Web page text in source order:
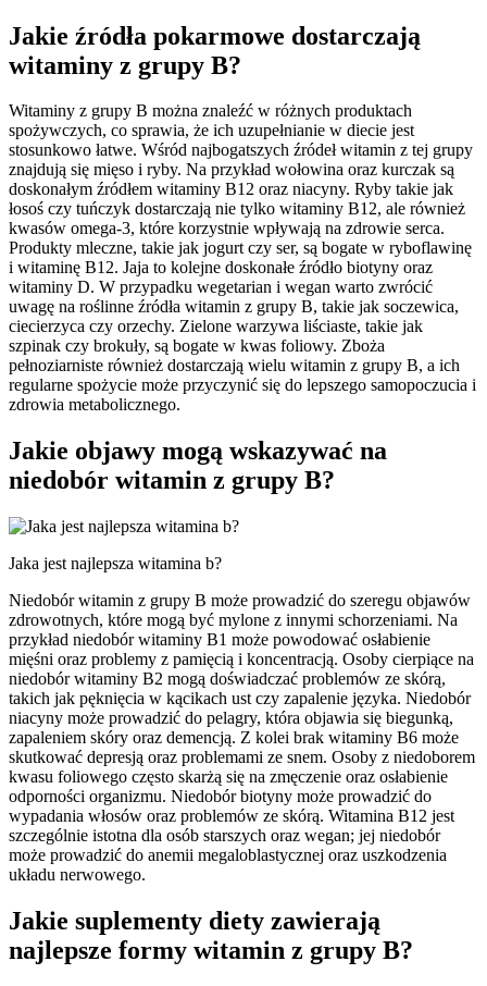
Jakie źródła pokarmowe dostarczają
witaminy z grupy B?
Witaminy z grupy B można znaleźć w różnych produktach
spożywczych, co sprawia, że ich uzupełnianie w diecie jest
stosunkowo łatwe. Wśród najbogatszych źródeł witamin z tej grupy
znajdują się mięso i ryby. Na przykład wołowina oraz kurczak są
doskonałym źródłem witaminy B12 oraz niacyny. Ryby takie jak
łosoś czy tuńczyk dostarczają nie tylko witaminy B12, ale również
kwasów omega-3, które korzystnie wpływają na zdrowie serca.
Produkty mleczne, takie jak jogurt czy ser, są bogate w ryboflawinę
i witaminę B12. Jaja to kolejne doskonałe źródło biotyny oraz
witaminy D. W przypadku wegetarian i wegan warto zwrócić
uwagę na roślinne źródła witamin z grupy B, takie jak soczewica,
ciecierzyca czy orzechy. Zielone warzywa liściaste, takie jak
szpinak czy brokuły, są bogate w kwas foliowy. Zboża
pełnoziarniste również dostarczają wielu witamin z grupy B, a ich
regularne spożycie może przyczynić się do lepszego samopoczucia i
zdrowia metabolicznego.
Jakie objawy mogą wskazywać na
niedobór witamin z grupy B?
Jaka jest najlepsza witamina b?
Niedobór witamin z grupy B może prowadzić do szeregu objawów
zdrowotnych, które mogą być mylone z innymi schorzeniami. Na
przykład niedobór witaminy B1 może powodować osłabienie
mięśni oraz problemy z pamięcią i koncentracją. Osoby cierpiące na
niedobór witaminy B2 mogą doświadczać problemów ze skórą,
takich jak pęknięcia w kącikach ust czy zapalenie języka. Niedobór
niacyny może prowadzić do pelagry, która objawia się biegunką,
zapaleniem skóry oraz demencją. Z kolei brak witaminy B6 może
skutkować depresją oraz problemami ze snem. Osoby z niedoborem
kwasu foliowego często skarżą się na zmęczenie oraz osłabienie
odporności organizmu. Niedobór biotyny może prowadzić do
wypadania włosów oraz problemów ze skórą. Witamina B12 jest
szczególnie istotna dla osób starszych oraz wegan; jej niedobór
może prowadzić do anemii megaloblastycznej oraz uszkodzenia
układu nerwowego.
Jakie suplementy diety zawierają
najlepsze formy witamin z grupy B?